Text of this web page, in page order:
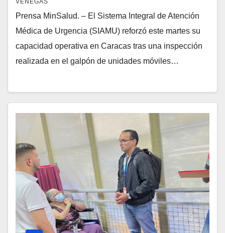
VENEGAS
Prensa MinSalud. – El Sistema Integral de Atención
Médica de Urgencia (SIAMU) reforzó este martes su
capacidad operativa en Caracas tras una inspección
realizada en el galpón de unidades móviles…